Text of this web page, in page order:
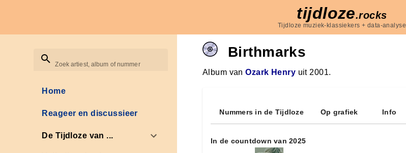
tijdloze.rocks
Tijdloze muziek-klassiekers + data-analyse
Zoek artiest, album of nummer
Home
Reageer en discussieer
De Tijdloze van ...
Birthmarks
Album vanOzark Henry uit 2001.
Nummers in de Tijdloze Op grafiek Info
In de countdown van 2025